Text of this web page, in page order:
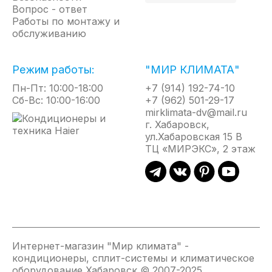
Водонагреватели Thermex
Кондиционеры Axioma
Кондиционеры Ballu
Кондиционеры Casarte
Кондиционеры Daichi
Кондиционеры Daikin
Мойки воздуха
Увлажнители воздуха
Вопрос - ответ
Работы по монтажу и
обслуживанию
Режим работы:
Пн-Пт: 10:00-18:00
Сб-Вс: 10:00-16:00
"МИР КЛИМАТА"
+7 (914) 192-74-10
+7 (962) 501-29-17
mirklimata-dv@mail.ru
г. Хабаровск,
ул.Хабаровская 15 В
ТЦ «МИРЭКС», 2 этаж
Интернет-магазин "Мир климата" -
кондиционеры, сплит-системы и климатическое